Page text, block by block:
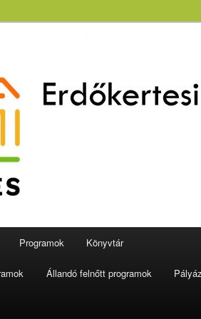
és Könyvtár
Programok Könyvtár
Állandó felnőtt programok